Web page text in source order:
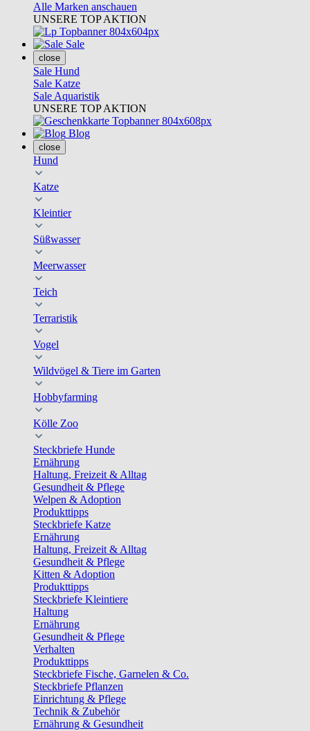
Alle Marken anschauen
UNSERE TOP AKTION
Sale
close
Sale Hund
Sale Katze
Sale Aquaristik
UNSERE TOP AKTION
Blog
close
Hund
Katze
Kleintier
Süßwasser
Meerwasser
Teich
Terraristik
Vogel
Wildvögel & Tiere im Garten
Hobbyfarming
Kölle Zoo
Steckbriefe Hunde
Ernährung
Haltung, Freizeit & Alltag
Gesundheit & Pflege
Welpen & Adoption
Produkttipps
Steckbriefe Katze
Ernährung
Haltung, Freizeit & Alltag
Gesundheit & Pflege
Kitten & Adoption
Produkttipps
Steckbriefe Kleintiere
Haltung
Ernährung
Gesundheit & Pflege
Verhalten
Produkttipps
Steckbriefe Fische, Garnelen & Co.
Steckbriefe Pflanzen
Einrichtung & Pflege
Technik & Zubehör
Ernährung & Gesundheit